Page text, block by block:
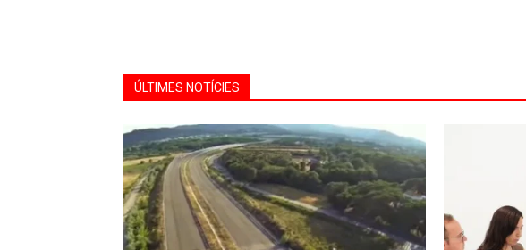
ÚLTIMES NOTÍCIES